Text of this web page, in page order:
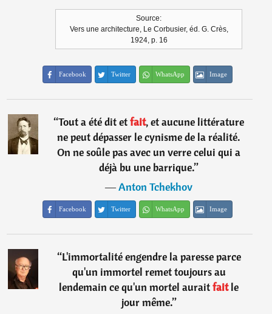
Source:
Vers une architecture, Le Corbusier, éd. G. Crès,
1924, p. 16
Facebook Twitter WhatsApp Image
“Tout a été dit etfait, et aucune littérature
ne peut dépasser le cynisme de la réalité.
On ne soûle pas avec un verre celui qui a
déjà bu une barrique.”
―Anton Tchekhov
Facebook Twitter WhatsApp Image
“L'immortalité engendre la paresse parce
qu'un immortel remet toujours au
lendemain ce qu'un mortel auraitfaitle
jour même.”